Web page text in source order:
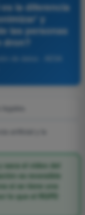
la diferencia
y
las personas
de datos - AESA
el vídeo del
es reversible
si se tiene una
lo que el RGPD